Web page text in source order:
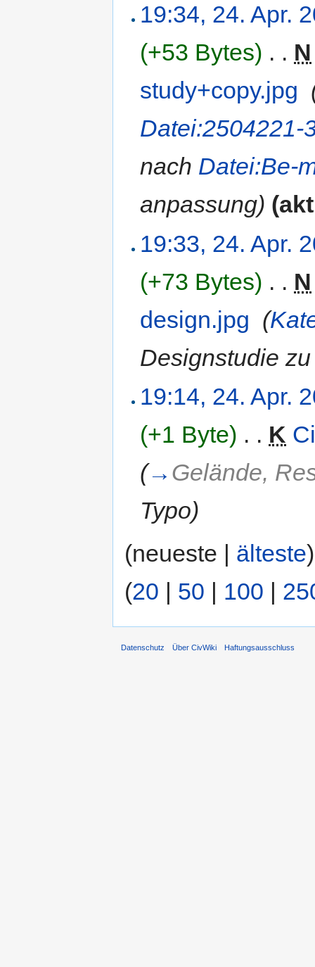
19:34, 24. Apr.
(+53 Bytes) . . N
study+copy.jpg
Datei:2504221-
nach Datei:Be-
anpassung)
19:33, 24. Apr.
(+73 Bytes) . . N
design.jpg (
Designstudie
19:14, 24. Apr.
(+1 Byte) . . K
(→ Gelände,
Typo)
(neueste | älteste
(20 | 50 | 100 |
Datenschutz Über CivWiki Haftungsausschluss